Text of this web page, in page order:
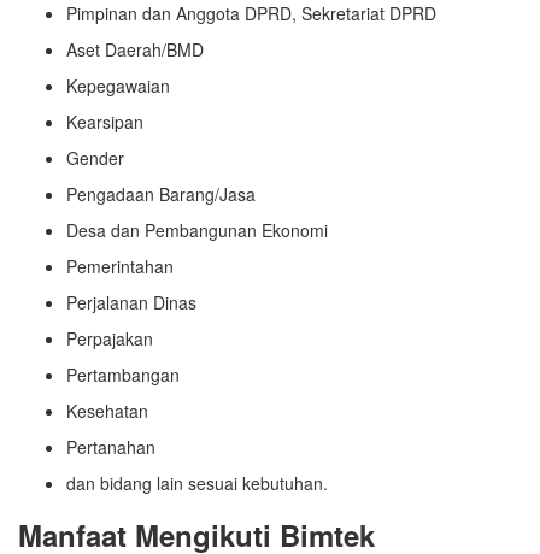
Pimpinan dan Anggota DPRD, Sekretariat DPRD
Aset Daerah/BMD
Kepegawaian
Kearsipan
Gender
Pengadaan Barang/Jasa
Desa dan Pembangunan Ekonomi
Pemerintahan
Perjalanan Dinas
Perpajakan
Pertambangan
Kesehatan
Pertanahan
dan bidang lain sesuai kebutuhan.
Manfaat Mengikuti Bimtek